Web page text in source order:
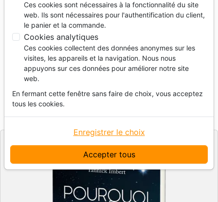
Accueil Livres
Fêtes chrétiennes
POURQUOI NOEL ? - 28 JOUR POUR REFLECHIR
SUE LE SENS DU RECIT BIBLIQUE DE LA NATIVITE
POURQUOI NOEL ? - 28 JOUR POUR
REFLECHIR SUE LE SENS DU RECIT
BIBLIQUE DE LA NATIVITE
Yannick Imbert
RéférencePC0521
LA ROCHELLE (PUBL. CHRET.)
Ces cookies sont nécessaires à la fonctionnalité du site
web. Ils sont nécessaires pour l'authentification du client,
le panier et la commande.
Cookies analytiques
Ces cookies collectent des données anonymes sur les
visites, les appareils et la navigation. Nous nous
appuyons sur ces données pour améliorer notre site
web.
En fermant cette fenêtre sans faire de choix, vous acceptez
tous les cookies.
Accepter tous
Enregistrer le choix